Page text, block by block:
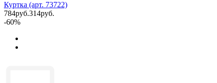
Куртка (арт. 73722)
784руб.314руб.
-60%